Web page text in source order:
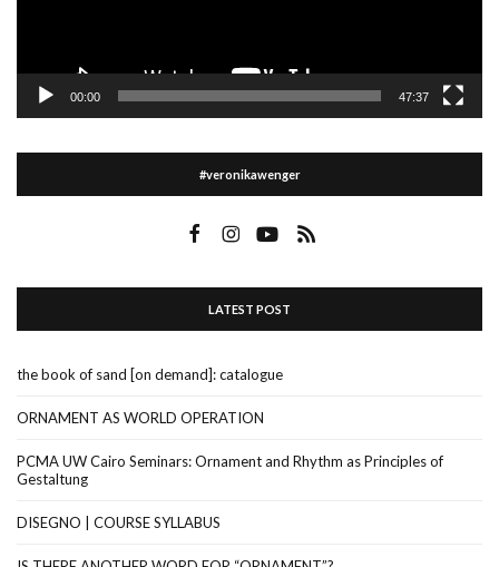
00:00 47:37
#veronikawenger
LATEST POST
the book of sand [on demand]: catalogue
ORNAMENT AS WORLD OPERATION
PCMA UW Cairo Seminars: Ornament and Rhythm as Principles of
Gestaltung
DISEGNO | COURSE SYLLABUS